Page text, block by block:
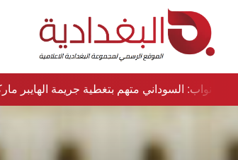
نواب: السوداني متهم بتغطية جريمة